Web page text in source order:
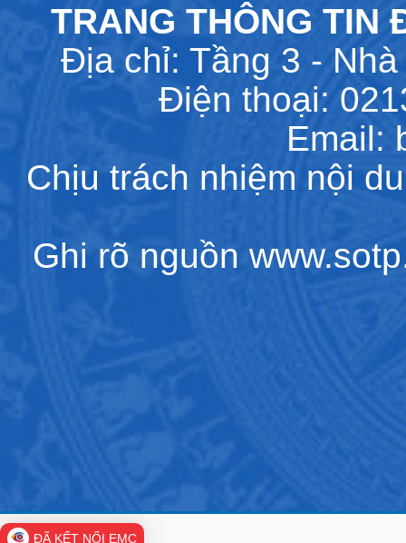
TRANG THÔNG TIN
Địa chỉ: Tầng 3 -
Điện thoại:
Email:
Chịu trách nhiệm nội
Ghi rõ nguồn
ĐÃ KẾT NỐI EMC